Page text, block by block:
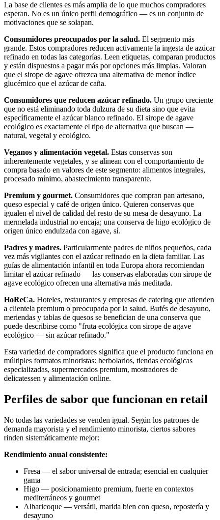
La base de clientes es más amplia de lo que muchos compradores
esperan. No es un único perfil demográfico — es un conjunto de
motivaciones que se solapan.
Consumidores preocupados por la salud. El segmento más
grande. Estos compradores reducen activamente la ingesta de azúcar
refinado en todas las categorías. Leen etiquetas, comparan productos
y están dispuestos a pagar más por opciones más limpias. Valoran
que el sirope de agave ofrezca una alternativa de menor índice
glucémico que el azúcar de caña.
Consumidores que reducen azúcar refinado. Un grupo creciente
que no está eliminando toda dulzura de su dieta sino que evita
específicamente el azúcar blanco refinado. El sirope de agave
ecológico es exactamente el tipo de alternativa que buscan —
natural, vegetal y ecológico.
Veganos y alimentación vegetal. Estas conservas son
inherentemente vegetales, y se alinean con el comportamiento de
compra basado en valores de este segmento: alimentos integrales,
procesado mínimo, abastecimiento transparente.
Premium y gourmet. Consumidores que compran pan artesano,
queso especial y café de origen único. Quieren conservas que
igualen el nivel de calidad del resto de su mesa de desayuno. La
mermelada industrial no encaja; una conserva de higo ecológico de
origen único endulzada con agave, sí.
Padres y madres. Particularmente padres de niños pequeños, cada
vez más vigilantes con el azúcar refinado en la dieta familiar. Las
guías de alimentación infantil en toda Europa ahora recomiendan
limitar el azúcar refinado — las conservas elaboradas con sirope de
agave ecológico ofrecen una alternativa más meditada.
HoReCa. Hoteles, restaurantes y empresas de catering que atienden
a clientela premium o preocupada por la salud. Bufés de desayuno,
meriendas y tablas de quesos se benefician de una conserva que
puede describirse como "fruta ecológica con sirope de agave
ecológico — sin azúcar refinado."
Esta variedad de compradores significa que el producto funciona en
múltiples formatos minoristas: herbolarios, tiendas ecológicas
especializadas, supermercados premium, mostradores de
delicatessen y alimentación online.
Perfiles de sabor que funcionan en retail
No todas las variedades se venden igual. Según los patrones de
demanda mayorista y el rendimiento minorista, ciertos sabores
rinden sistemáticamente mejor:
Rendimiento anual consistente:
Fresa — el sabor universal de entrada; esencial en cualquier
gama
Higo — posicionamiento premium, fuerte en contextos
mediterráneos y gourmet
Albaricoque — versátil, marida bien con queso, repostería y
desayuno